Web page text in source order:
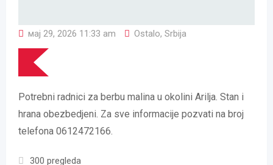
мај 29, 2026 11:33 am Ostalo, Srbija
Potrebni radnici za berbu malina u okolini Arilja. Stan i
hrana obezbedjeni. Za sve informacije pozvati na broj
telefona 0612472166.
300 pregleda